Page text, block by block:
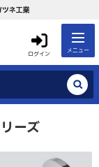
ネ工業
ログイン メニュー
ーズ